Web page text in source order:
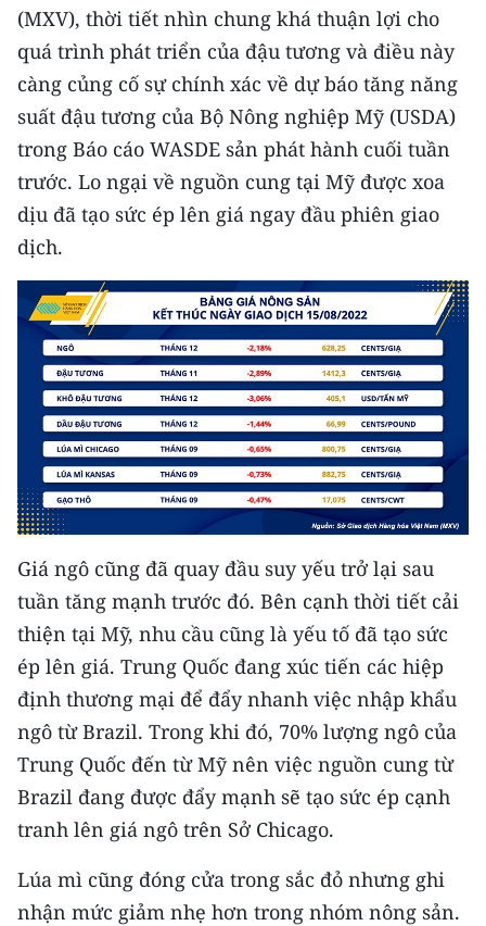
Media Giáo dục
Media Y tế
Media Khoa học - Công nghệ
Media Môi trường
Ảnh
TIN MỚI
TIN ĐỊA PHƯƠNG
Trung du và miền núi phía Bắc
Đồng bằng sông Hồng
Bắc Trung Bộ
Duyên hải Nam Trung Bộ và Tây
Nguyên
Đông Nam Bộ
Đồng bằng sông Cửu Long
Chuyên trang Hà Nội
Chuyên trang TP. Hồ Chí Minh
CÁC CHUYÊN TRANG
(MXV), thời tiết nhìn chung khá thuận lợi cho
quá trình phát triển của đậu tương và điều này
càng củng cố sự chính xác về dự báo tăng năng
suất đậu tương của Bộ Nông nghiệp Mỹ (USDA)
trong Báo cáo WASDE sản phát hành cuối tuần
trước. Lo ngại về nguồn cung tại Mỹ được xoa
dịu đã tạo sức ép lên giá ngay đầu phiên giao
dịch.
Giá ngô cũng đã quay đầu suy yếu trở lại sau
tuần tăng mạnh trước đó. Bên cạnh thời tiết cải
thiện tại Mỹ, nhu cầu cũng là yếu tố đã tạo sức
ép lên giá. Trung Quốc đang xúc tiến các hiệp
định thương mại để đẩy nhanh việc nhập khẩu
ngô từ Brazil. Trong khi đó, 70% lượng ngô của
Trung Quốc đến từ Mỹ nên việc nguồn cung từ
Brazil đang được đẩy mạnh sẽ tạo sức ép cạnh
tranh lên giá ngô trên Sở Chicago.
Lúa mì cũng đóng cửa trong sắc đỏ nhưng ghi
nhận mức giảm nhẹ hơn trong nhóm nông sản.